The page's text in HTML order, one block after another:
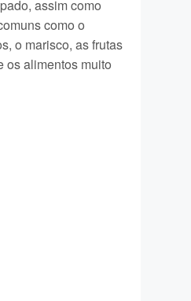
assim como
como o
o marisco, as frutas
os alimentos muito